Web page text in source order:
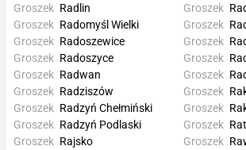
Groszek Radlin
Groszek
Groszek Radomyśl Wielki
Groszek Radoszewice
Groszek Radoszyce
Groszek Radwan
Groszek
Groszek
Groszek
Groszek
Groszek Radziszów
Groszek Radzyń Chełmiński
Groszek Radzyń Podlaski
Groszek Rajsko
Groszek
Groszek
Groszek
Groszek